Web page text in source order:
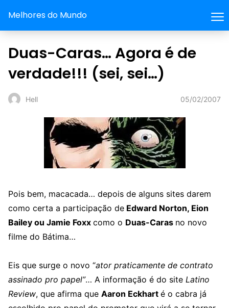
Melhores do Mundo
Duas-Caras… Agora é de
verdade!!! (sei, sei…)
Hell 05/02/2007
Pois bem, macacada… depois de alguns sites darem
como certa a participação de Edward Norton, Eion
Bailey ou Jamie Foxx como o Duas-Caras no novo
filme do Bátima…
Eis que surge o novo “ator praticamente de contrato
assinado pro papel”… A informação é do site Latino
Review, que afirma que Aaron Eckhart é o cabra já